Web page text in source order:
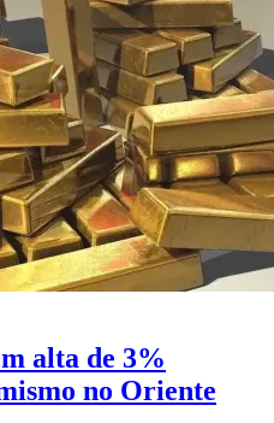
alta de 3%
no Oriente